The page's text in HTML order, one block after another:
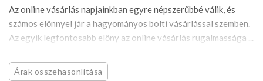
Az online vásárlás napjainkban egyre népszerűbbé válik, és
számos előnnyel jár a hagyományos bolti vásárlással szemben.
Az egyik legfontosabb előny az online vásárlás rugalmassága ...
Árak összehasonlítása